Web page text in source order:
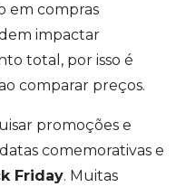
em compras
impactar
total, por isso é
comparar preços.
promoções e
comemorativas e
Friday. Muitas